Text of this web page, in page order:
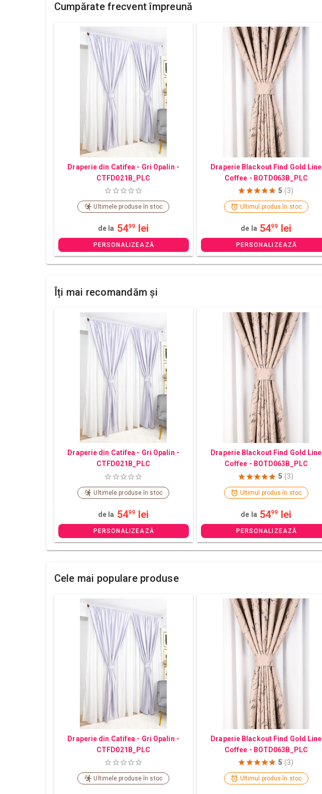
Cumpărate frecvent împreună
Draperie din Catifea - Gri Opalin -
CTFD021B_PLC
Ultimele produse în stoc
de la 5499 lei
PERSONALIZEAZĂ
Draperie Blackout Find Gold Line
Coffee - BOTD063B_PLC
5 (3)
Ultimul produs în stoc
de la 5499 lei
PERSONALIZEAZĂ
Îți mai recomandăm și
Draperie din Catifea - Gri Opalin -
CTFD021B_PLC
Ultimele produse în stoc
de la 5499 lei
PERSONALIZEAZĂ
Draperie Blackout Find Gold Line
Coffee - BOTD063B_PLC
5 (3)
Ultimul produs în stoc
de la 5499 lei
PERSONALIZEAZĂ
Cele mai populare produse
Draperie din Catifea - Gri Opalin -
CTFD021B_PLC
Ultimele produse în stoc
Draperie Blackout Find Gold Line
Coffee - BOTD063B_PLC
5 (3)
Ultimul produs în stoc